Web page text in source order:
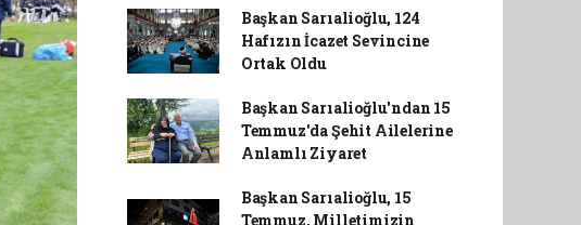
Başkan Sarıalioğlu, 124
Hafızın İcazet Sevincine
Ortak Oldu
Başkan Sarıalioğlu'ndan 15
Temmuz'da Şehit Ailelerine
Anlamlı Ziyaret
Başkan Sarıalioğlu, 15
Temmuz, Milletimizin